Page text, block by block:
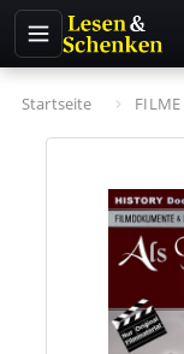
Startseite FILME